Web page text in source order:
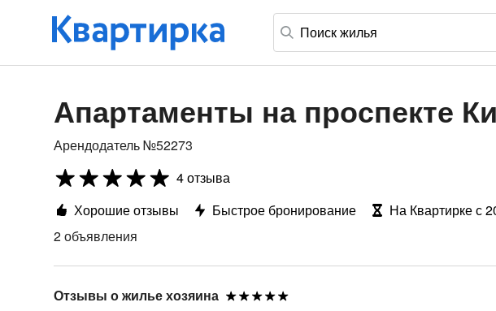
Апартаменты на проспекте
Арендодатель №52273
4 отзыва
Хорошие отзывы
Быстрое бронирование
На Квартирке с
2 объявления
Отзывы о жилье хозяина